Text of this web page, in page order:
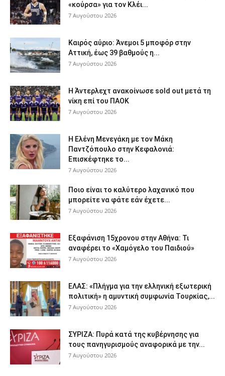
«κούρσα» για τον Κλέι...
7 Αυγούστου 2026
Καιρός αύριο: Άνεμοι 5 μποφόρ στην
Αττική, έως 39 βαθμούς η...
7 Αυγούστου 2026
Η Άντερλεχτ ανακοίνωσε sold out μετά τη
νίκη επί του ΠΑΟΚ
7 Αυγούστου 2026
Η Ελένη Μενεγάκη με τον Μάκη
Παντζόπουλο στην Κεφαλονιά:
Επισκέφτηκε το...
7 Αυγούστου 2026
Ποιο είναι το καλύτερο λαχανικό που
μπορείτε να φάτε εάν έχετε...
7 Αυγούστου 2026
Εξαφάνιση 15χρονου στην Αθήνα: Τι
αναφέρει το «Χαμόγελο του Παιδιού»
7 Αυγούστου 2026
ΕΛΑΣ: «Πλήγμα για την ελληνική εξωτερική
πολιτική» η αμυντική συμφωνία Τουρκίας,...
7 Αυγούστου 2026
ΣΥΡΙΖΑ: Πυρά κατά της κυβέρνησης για
τους πανηγυρισμούς αναφορικά με την...
7 Αυγούστου 2026